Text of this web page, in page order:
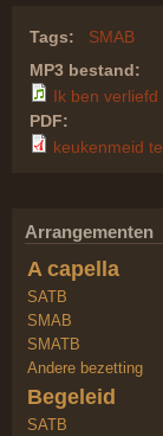
Tags:
SMAB
MP3 bestand:
Ik ben
PDF:
keukenmeid
Arrangementen
A capella
SATB
SMAB
SMATB
Andere bezetting
Begeleid
SATB